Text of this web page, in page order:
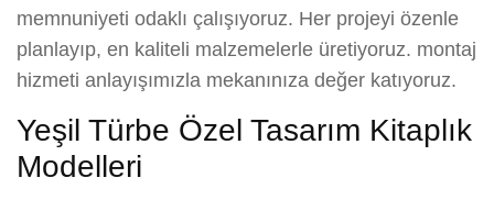
memnuniyeti odaklı çalışıyoruz. Her projeyi özenle
planlayıp, en kaliteli malzemelerle üretiyoruz. montaj
hizmeti anlayışımızla mekanınıza değer katıyoruz.
Yeşil Türbe Özel Tasarım Kitaplık
Modelleri